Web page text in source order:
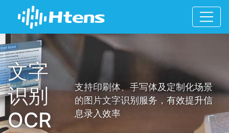
文字
识别
OCR
支持印刷体、手写体及定制化场景
的图片文字识别服务，有效提升信
息录入效率